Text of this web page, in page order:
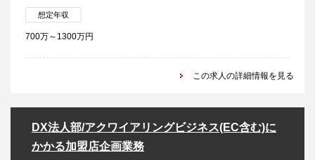
想定年収
700万～1300万円
この求人の詳細情報を見る
DX法人部/アクワイアリングビジネス(EC含む)に
かかる加盟店企画業務